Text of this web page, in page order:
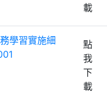
載
學習實施細
點
我
下
載